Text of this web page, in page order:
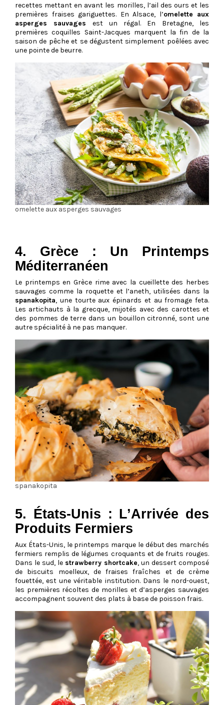
recettes mettant en avant les morilles, l’ail des ours et les
premières fraises gariguettes. En Alsace, l’omelette aux
asperges sauvages est un régal. En Bretagne, les
premières coquilles Saint-Jacques marquent la fin de la
saison de pêche et se dégustent simplement poêlées avec
une pointe de beurre.
omelette aux asperges sauvages
4. Grèce : Un Printemps
Méditerranéen
Le printemps en Grèce rime avec la cueillette des herbes
sauvages comme la roquette et l’aneth, utilisées dans la
spanakopita, une tourte aux épinards et au fromage feta.
Les artichauts à la grecque, mijotés avec des carottes et
des pommes de terre dans un bouillon citronné, sont une
autre spécialité à ne pas manquer.
spanakopita
5. États-Unis : L’Arrivée des
Produits Fermiers
Aux États-Unis, le printemps marque le début des marchés
fermiers remplis de légumes croquants et de fruits rouges.
Dans le sud, le strawberry shortcake, un dessert composé
de biscuits moelleux, de fraises fraîches et de crème
fouettée, est une véritable institution. Dans le nord-ouest,
les premières récoltes de morilles et d’asperges sauvages
accompagnent souvent des plats à base de poisson frais.